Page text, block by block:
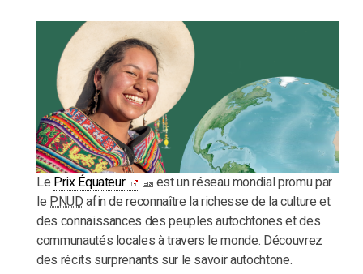
Le Prix Équateur
est un réseau mondial promu par
le PNUD afin de reconnaître la richesse de la culture et
des connaissances des peuples autochtones et des
communautés locales à travers le monde. Découvrez
des récits surprenants sur le savoir autochtone.